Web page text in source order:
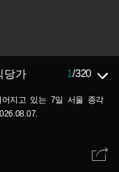
당가 1/320
지고 있는 7일 서울 종각